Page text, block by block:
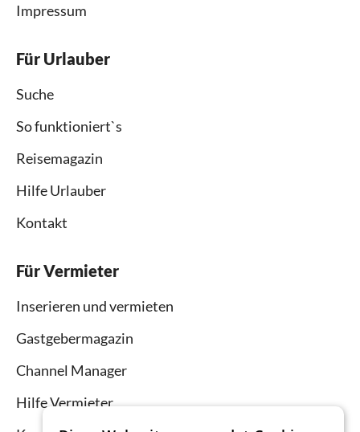
Impressum
Für Urlauber
Suche
So funktioniert`s
Reisemagazin
Hilfe Urlauber
Kontakt
Für Vermieter
Inserieren und vermieten
Gastgebermagazin
Channel Manager
Hilfe Vermieter